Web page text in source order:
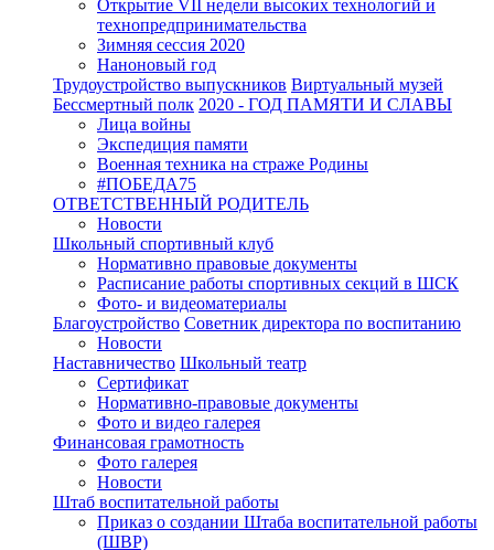
Открытие VII недели высоких технологий и
технопредпринимательства
Зимняя сессия 2020
Наноновый год
Трудоустройство выпускников Виртуальный музей
Бессмертный полк 2020 - ГОД ПАМЯТИ И СЛАВЫ
Лица войны
Экспедиция памяти
Военная техника на страже Родины
#ПОБЕДА75
ОТВЕТСТВЕННЫЙ РОДИТЕЛЬ
Новости
Школьный спортивный клуб
Нормативно правовые документы
Расписание работы спортивных секций в ШСК
Фото- и видеоматериалы
Благоустройство Советник директора по воспитанию
Новости
Наставничество Школьный театр
Сертификат
Нормативно-правовые документы
Фото и видео галерея
Финансовая грамотность
Фото галерея
Новости
Штаб воспитательной работы
Приказ о создании Штаба воспитательной работы
(ШВР)